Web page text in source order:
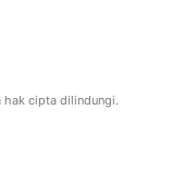
cipta dilindungi.